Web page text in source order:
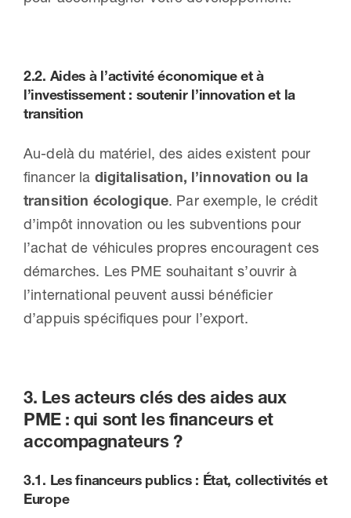
2.2. Aides à l’activité économique et à
l’investissement: soutenir l’innovation et la
transition
Au-delà du matériel, des aides existent pour
financer la digitalisation, l’innovation ou la
transition écologique. Par exemple, le crédit
d’impôt innovation ou les subventions pour
l’achat de véhicules propres encouragent ces
démarches. Les PME souhaitant s’ouvrir à
l’international peuvent aussi bénéficier
d’appuis spécifiques pour l’export.
3. Les acteurs clés des aides aux
PME : qui sont les financeurs et
accompagnateurs ?
3.1. Les financeurs publics : État, collectivités et
Europe